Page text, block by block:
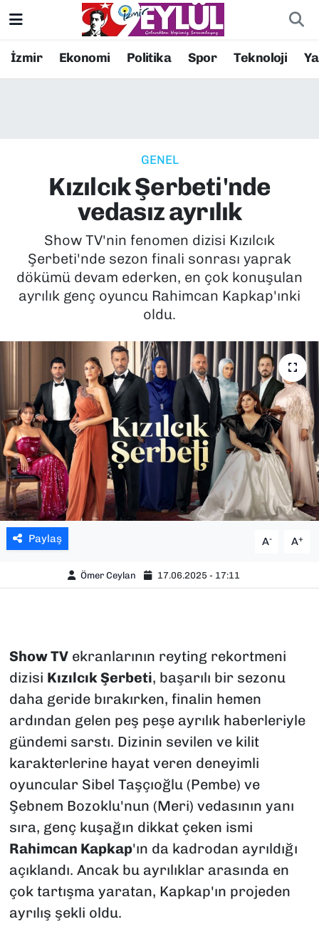
İzmir Ekonomi Politika Spor Teknoloji
GENEL
Kızılcık Şerbeti'nde
vedasız ayrılık
Show TV'nin fenomen dizisi Kızılcık
Şerbeti'nde sezon finali sonrası yaprak
dökümü devam ederken, en çok konuşulan
ayrılık genç oyuncu Rahimcan Kapkap'ınki
oldu.
Paylaş A- A+
Ömer Ceylan 17.06.2025 - 17:11
Show TVekranlarının reyting rekortmeni
dizisi Kızılcık Şerbeti, başarılı bir sezonu
daha geride bırakırken, finalin hemen
ardından gelen peş peşe ayrılık haberleriyle
gündemi sarstı. Dizinin sevilen ve kilit
karakterlerine hayat veren deneyimli
oyuncular Sibel Taşçıoğlu (Pembe) ve
Şebnem Bozoklu'nun (Meri) vedasının yanı
sıra, genç kuşağın dikkat çeken ismi
Rahimcan Kapkap'ın da kadrodan ayrıldığı
açıklandı. Ancak bu ayrılıklar arasında en
çok tartışma yaratan, Kapkap'ın projeden
ayrılış şekli oldu.
Resmi İlanlar
EKONOMİ
KÜLTÜR SANAT
MAGAZİN
POLİTİKA
SAĞLIK
SPOR
TEKNOLOJİ
YAŞAM
YEREL YÖNETİMLER
Konak Nöbetçi Eczaneler
Süper Lig Puan Durumu ve Fikstür
Tüm Manşetler
Son Dakika Haberleri
Haber Arşivi